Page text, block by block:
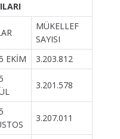
MÜKELLEF
SAYISI
EKİM
3.203.812
3.201.578
3.207.011